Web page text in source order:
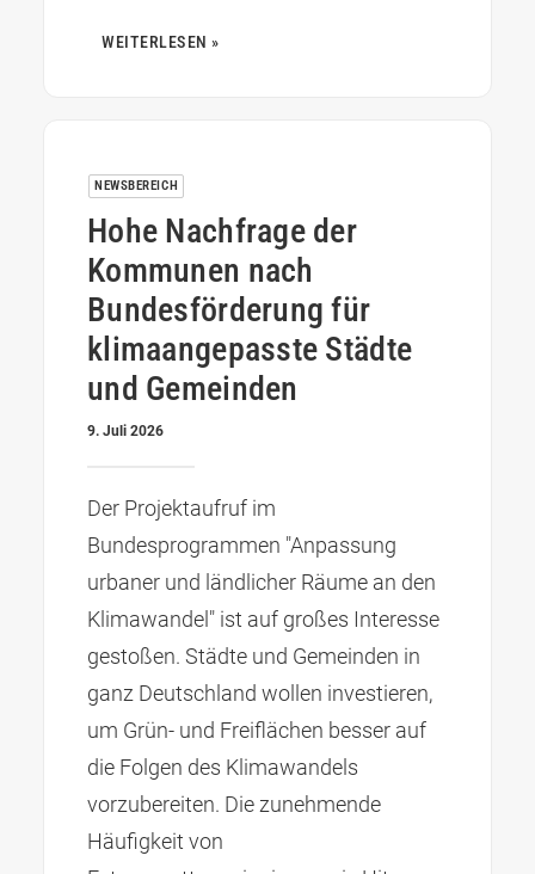
WEITERLESEN »
NEWSBEREICH
Hohe Nachfrage der
Kommunen nach
Bundesförderung für
klimaangepasste Städte
und Gemeinden
9. Juli 2026
Der Projektaufruf im
Bundesprogrammen "Anpassung
urbaner und ländlicher Räume an den
Klimawandel" ist auf großes Interesse
gestoßen. Städte und Gemeinden in
ganz Deutschland wollen investieren,
um Grün- und Freiflächen besser auf
die Folgen des Klimawandels
vorzubereiten. Die zunehmende
Häufigkeit von